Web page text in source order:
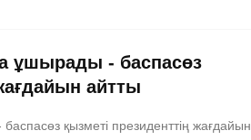
ұшырады - баспасөз
айтты
қызметі президенттің жағдайын